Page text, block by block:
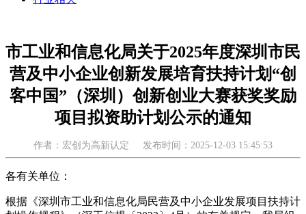
市工业和信息化局关于2025年度深圳市民
营及中小企业创新发展培育扶持计划“创
客中国”（深圳）创新创业大赛获奖奖励
项目拟资助计划公示的通知
作者：宏创为高新认定 发布时间：2025-12-03 15:45:53
各有关单位：
根据《深圳市工业和信息化局民营及中小企业发展项目扶持计